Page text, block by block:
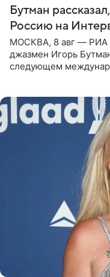
Бутман
Россию на
МОСКВА, 8 авг — РИА
джазмен Игорь
следующем